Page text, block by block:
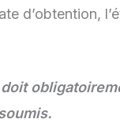
d’obtention,